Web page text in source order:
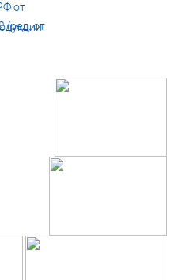
от
(ред. от